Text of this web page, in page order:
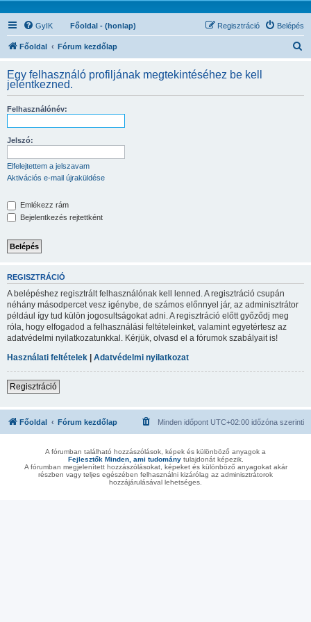
GyIK Főoldal - (honlap) Belépés
Regisztráció
Főoldal Fórum kezdőlap
e
Egy felhasználó profiljának megtekintéséhez be kell
jelentkezned.
Felhasználónév:
Jelszó:
Elfelejtettem a jelszavam
Aktivációs e-mail újraküldése
Emlékezz rám
Bejelentkezés rejtettként
REGISZTRÁCIÓ
A belépéshez regisztrált felhasználónak kell lenned. A regisztráció csupán
néhány másodpercet vesz igénybe, de számos előnnyel jár, az adminisztrátor
például így tud külön jogosultságokat adni. A regisztráció előtt győződj meg
róla, hogy elfogadod a felhasználási feltételeinket, valamint egyetértesz az
adatvédelmi nyilatkozatunkkal. Kérjük, olvasd el a fórumok szabályait is!
Használati feltételek | Adatvédelmi nyilatkozat
Regisztráció
Főoldal Fórum kezdőlap Minden időpont UTC+02:00 időzóna szerinti
A fórumban található hozzászólások, képek és különböző anyagok a
Fejlesztők Minden, ami tudománytulajdonát képezik.
A fórumban megjelenített hozzászólásokat, képeket és különböző anyagokat akár
részben vagy teljes egészében felhasználni kizárólag az adminisztrátorok
hozzájárulásával lehetséges.